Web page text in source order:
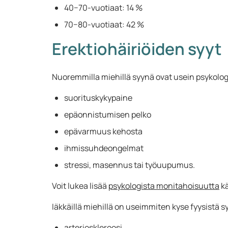
40−70-vuotiaat: 14 %
70−80-vuotiaat: 42 %
Erektiohäiriöiden syyt
Nuoremmilla miehillä syynä ovat usein
suorituskykypaine
epäonnistumisen pelko
epävarmuus kehosta
ihmissuhdeongelmat
stressi, masennus tai työuupumus.
Voit lukea lisää psykologista monitahoisuutta
Iäkkäillä miehillä on useimmiten kyse fyysistä